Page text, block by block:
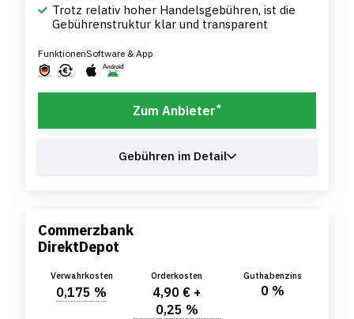
Trotz relativ hoher Handelsgebühren, ist die
Gebührenstruktur klar und transparent
FunktionenSoftware & App
Zum Anbieter*
Gebühren im Detail
Commerzbank
DirektDepot
Verwahrkosten
0,175 %
Orderkosten
4,90 € +
0,25 %
Guthabenzins
0 %